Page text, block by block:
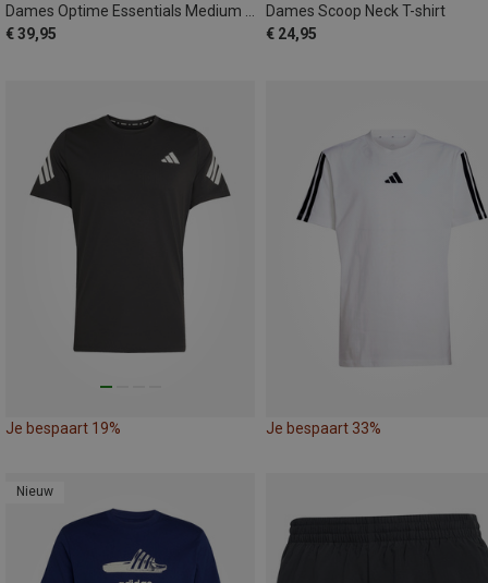
€ 39,95
Dames Scoop Neck T-shirt
€ 24,95
Je bespaart 19% Je bespaart 33%
Nieuw